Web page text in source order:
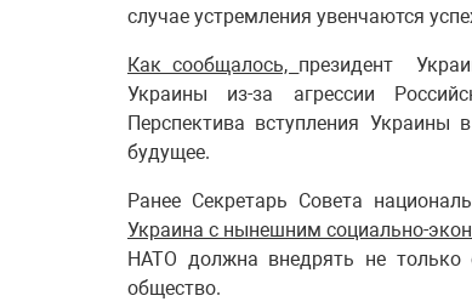
случае устремления увенчаются
Как сообщалось, президент
Украины из-за агрессии
Перспектива вступления
будущее.
Ранее Секретарь Совета
Украина с нынешним социально-
НАТО должна внедрять не только
общество.